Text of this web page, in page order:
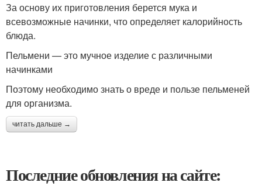
За основу их приготовления берется мука и
всевозможные начинки, что определяет калорийность
блюда.
Пельмени — это мучное изделие с различными
начинками
Поэтому необходимо знать о вреде и пользе пельменей
для организма.
читать дальше →
Последние обновления на сайте: